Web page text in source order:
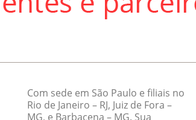
Com sede em São Paulo e filiais no
Rio de Janeiro – RJ, Juiz de Fora –
MG, e Barbacena – MG. Sua